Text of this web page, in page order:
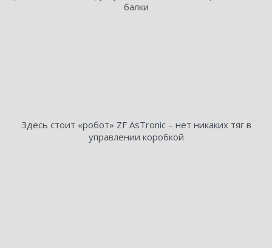
балки
Здесь стоит «робот» ZF AsTronic – нет никаких тяг в
управлении коробкой